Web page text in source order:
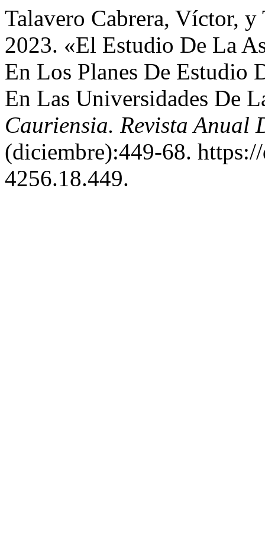
Talavero Cabrera, Víctor,
2023. «El Estudio De La
En Los Planes De Estudio
En Las Universidades De
Cauriensia. Revista Anual
(diciembre):449-68.
4256.18.449.